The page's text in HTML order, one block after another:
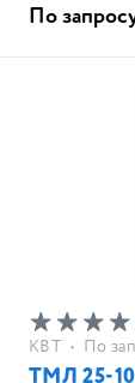
По
КВТ • По